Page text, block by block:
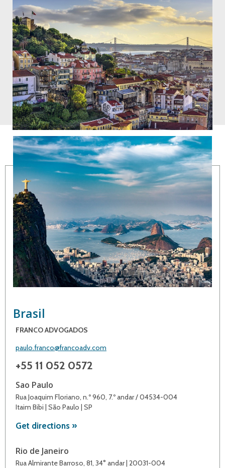
Brasil
FRANCO ADVOGADOS
paulo.franco@francoadv.com
+55 11 052 0572
Sao Paulo
Rua Joaquim Floriano, n.º 960, 7.º andar / 04534-004
Itaim Bibi | São Paulo | SP
Get directions »
Rio de Janeiro
Rua Almirante Barroso, 81, 34° andar | 20031-004